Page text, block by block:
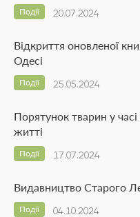
20.07.2024
Події
Відкриття оновленої
Одесі
25.05.2024
Події
Порятунок тварин у часі
житті
17.07.2024
Події
Видавництво Старого
04.10.2024
Події